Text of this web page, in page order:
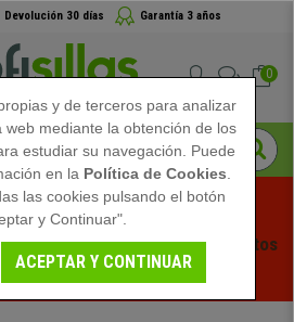
Devolución 30 días Garantía 3 años
0
de Verano en Ofisillas! Descuentos
Limitado - Ver Promo
y de terceros para analizar
web mediante la obtención de los
estudiar su navegación. Puede
en la Política de Cookies
las cookies pulsando el botón
y Continuar".
ACEPTAR Y CONTINUAR